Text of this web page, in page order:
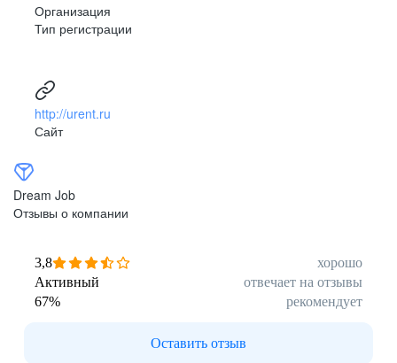
Организация
Тип регистрации
http://urent.ru
Сайт
Dream Job
Отзывы о компании
3,8
хорошо
Активный
отвечает на отзывы
67% рекомендует
Оставить отзыв